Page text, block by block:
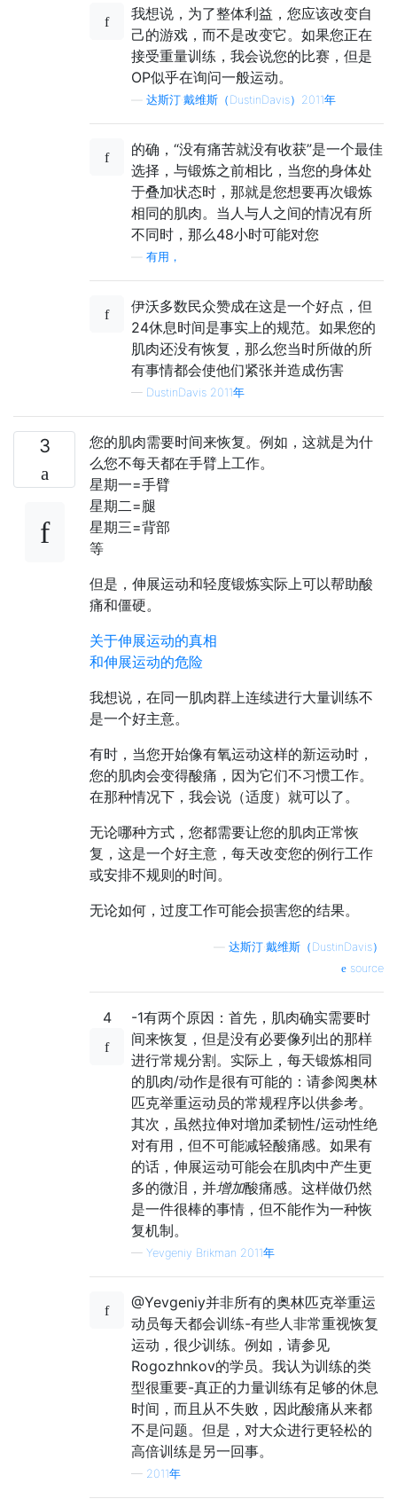
我想说，为了整体利益，您应该改变自
己的游戏，而不是改变它。如果您正在
接受重量训练，我会说您的比赛，但是
OP似乎在询问一般运动。
达斯汀·戴维斯（DustinDavis）2011年
的确，“没有痛苦就没有收获”是一个最佳
选择，与锻炼之前相比，当您的身体处
于叠加状态时，那就是您想要再次锻炼
相同的肌肉。当人与人之间的情况有所
不同时，那么48小时可能对您
有用，
伊沃多数民众赞成在这是一个好点，但
24休息时间是事实上的规范。如果您的
肌肉还没有恢复，那么您当时所做的所
有事情都会使他们紧张并造成伤害
— DustinDavis 2011年
3
您的肌肉需要时间来恢复。例如，这就是为什
么您不每天都在手臂上工作。
星期一=手臂
星期二=腿
星期三=背部
等
但是，伸展运动和轻度锻炼实际上可以帮助酸
痛和僵硬。
关于伸展运动的真相
和伸展运动的危险
我想说，在同一肌肉群上连续进行大量训练不
是一个好主意。
有时，当您开始像有氧运动这样的新运动时，
您的肌肉会变得酸痛，因为它们不习惯工作。
在那种情况下，我会说（适度）就可以了。
无论哪种方式，您都需要让您的肌肉正常恢
复，这是一个好主意，每天改变您的例行工作
或安排不规则的时间。
无论如何，过度工作可能会损害您的结果。
达斯汀·戴维斯（DustinDavis）
source
4
-1有两个原因：首先，肌肉确实需要时
间来恢复，但是没有必要像列出的那样
进行常规分割。实际上，每天锻炼相同
的肌肉/动作是很有可能的：请参阅奥林
匹克举重运动员的常规程序以供参考。
其次，虽然拉伸对增加柔韧性/运动性绝
对有用，但不可能减轻酸痛感。如果有
的话，伸展运动可能会在肌肉中产生更
多的微泪，并增加酸痛感。这样做仍然
是一件很棒的事情，但不能作为一种恢
复机制。
— Yevgeniy Brikman 2011年
@Yevgeniy并非所有的奥林匹克举重运
动员每天都会训练-有些人非常重视恢复
运动，很少训练。例如，请参见
Rogozhnkov的学员。我认为训练的类
型很重要-真正的力量训练有足够的休息
时间，而且从不失败，因此酸痛从来都
不是问题。但是，对大众进行更轻松的
高倍训练是另一回事。
— 2011年